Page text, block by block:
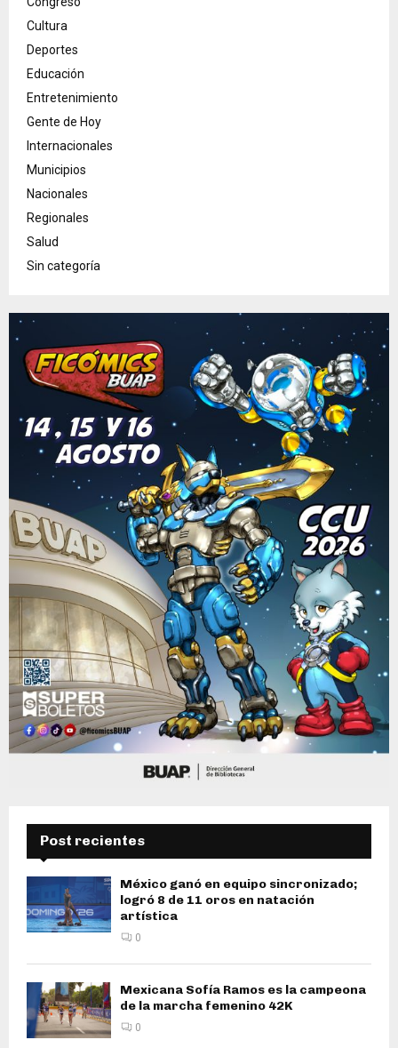
Cultura
Deportes
Educación
Entretenimiento
Gente de Hoy
Internacionales
Municipios
Nacionales
Regionales
Salud
Sin categoría
Post recientes
México ganó en equipo sincronizado;
logró 8 de 11 oros en natación
artística
0
Mexicana Sofía Ramos es la campeona
de la marcha femenino 42K
0